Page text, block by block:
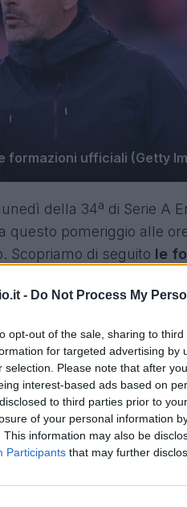
- Do Not Process My
opt-out of the sale, sharing to
for targeted advertising by
selection. Please note that after
interest-based ads based on
to third parties prior to
of your personal information
This information may also be
Participants that may further
formazioni ufficiali (Getty
della 34ª di Serie A
pomeriggio alle
Scopriamo di seguito le